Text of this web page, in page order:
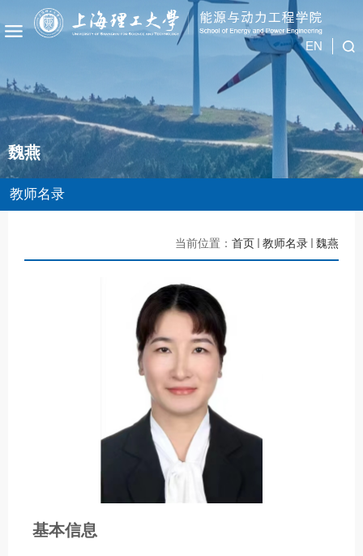
EN
魏燕
教师名录
当前位置： 首页 教师名录 魏燕
基本信息